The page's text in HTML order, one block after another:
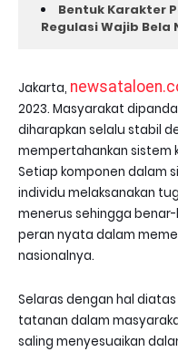
Bentuk Karakter
Regulasi Wajib Bela
Jakarta,
2023. Masyarakat
diharapkan selalu stabil
mempertahankan sistem
Setiap komponen dalam
individu melaksanakan
menerus sehingga
peran nyata dalam
nasionalnya.
Selaras dengan hal
tatanan dalam
saling menyesuaikan